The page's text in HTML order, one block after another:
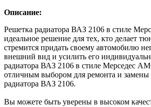
Описание:
Решетка радиатора ВАЗ 2106 в стиле
идеальное решение для тех, кто делает
стремится придать своему автомобилю
внешний вид и усилить его
радиатора ВАЗ 2106 в стиле Мерседес
отличным выбором для ремонта и
радиатора ВАЗ 2106.
Вы можете быть уверены в высоком